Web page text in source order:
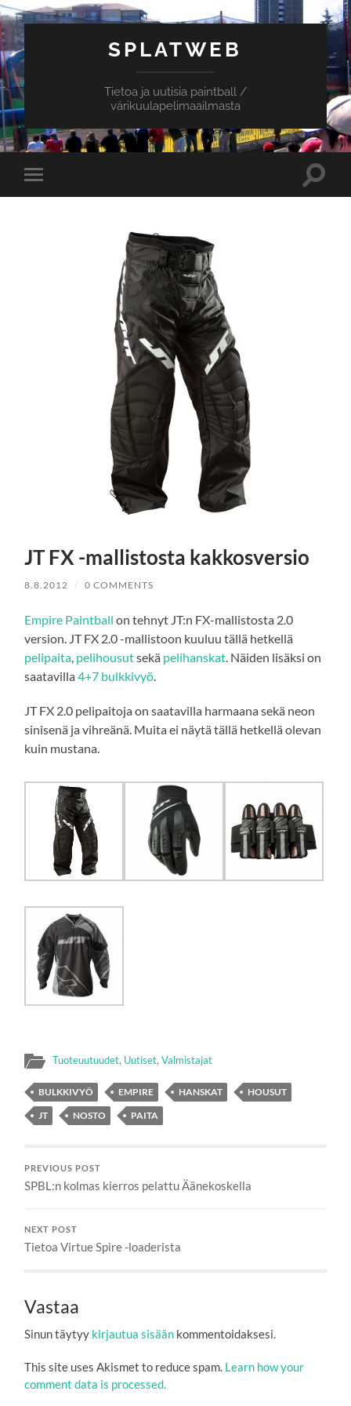
SPLATWEB
Tietoa ja uutisia paintball /
värikuulapelimaailmasta
Toggle
mobile
Toggle
JT FX -mallistosta kakkosversio
8.8.2012 / 0 COMMENTS
Empire Paintball on tehnyt JT:n FX-mallistosta 2.0
version. JT FX 2.0 -mallistoon kuuluu tällä hetkellä
pelipaita, pelihousutsekä pelihanskat. Näiden lisäksi on
saatavilla4+7 bulkkivyö.
JT FX 2.0 pelipaitoja on saatavilla harmaana sekä neon
sinisenä ja vihreänä. Muita ei näytä tällä hetkellä olevan
kuin mustana.
Tuoteuutuudet, Uutiset,Valmistajat
BULKKIVYÖ EMPIRE HANSKAT
HOUSUT
JT
NOSTO PAITA
PREVIOUS POST
SPBL:n kolmas kierros pelattu Äänekoskella
NEXT POST
Tietoa Virtue Spire -loaderista
Vastaa
Sinun täytyy kirjautua sisään kommentoidaksesi.
This site uses Akismet to reduce spam. Learn how your
comment data is processed.